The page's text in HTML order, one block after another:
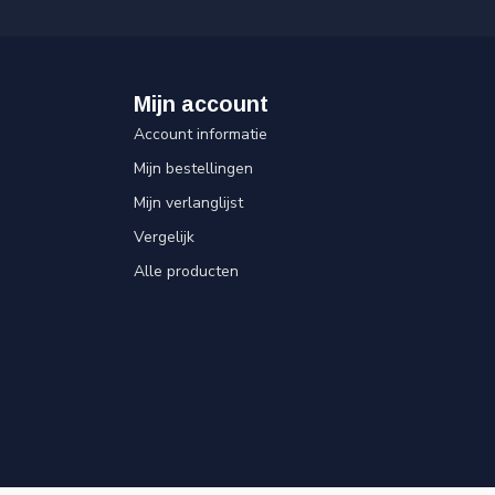
Mijn account
Account informatie
Mijn bestellingen
Mijn verlanglijst
Vergelijk
Alle producten